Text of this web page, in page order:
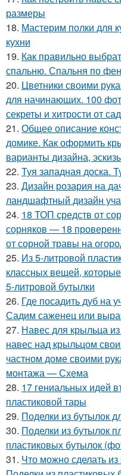
размеры
18. Мастерим полки для
кухни
19. Как правильно
спальню. Спальня по
20. Цветники своими
для начинающих. 100
секреты и хитрости от
21. Общее описание
домике. Как оформить
варианты дизайна,
22. Туя западная доска.
23. Дизайн розария на
ландшафтный дизайн
24. 18 ТОП средств от
сорняков — 18
от сорной травы на
25. Из 5-литровой
классных вещей,
5-литровой бутылки
26. Где посадить дуб на
Садим саженец или
27. Навес для крыльца
навес над крыльцом
частном доме своими
монтажа — Схема
28. 17 гениальных идей
пластиковой тары
29. Поделки из бутылок
30. Поделки из бутылок
пластиковых бутылок
31. Что можно сделать